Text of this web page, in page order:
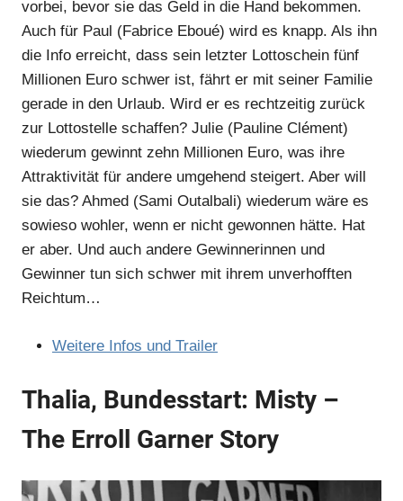
vorbei, bevor sie das Geld in die Hand bekommen.
Auch für Paul (Fabrice Eboué) wird es knapp. Als ihn
die Info erreicht, dass sein letzter Lottoschein fünf
Millionen Euro schwer ist, fährt er mit seiner Familie
gerade in den Urlaub. Wird er es rechtzeitig zurück
zur Lottostelle schaffen? Julie (Pauline Clément)
wiederum gewinnt zehn Millionen Euro, was ihre
Attraktivität für andere umgehend steigert. Aber will
sie das? Ahmed (Sami Outalbali) wiederum wäre es
sowieso wohler, wenn er nicht gewonnen hätte. Hat
er aber. Und auch andere Gewinnerinnen und
Gewinner tun sich schwer mit ihrem unverhofften
Reichtum…
Weitere Infos und Trailer
Thalia, Bundesstart: Misty –
The Erroll Garner Story